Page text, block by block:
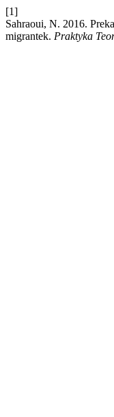
[1]
Sahraoui, N. 2016.
migrantek. Praktyka